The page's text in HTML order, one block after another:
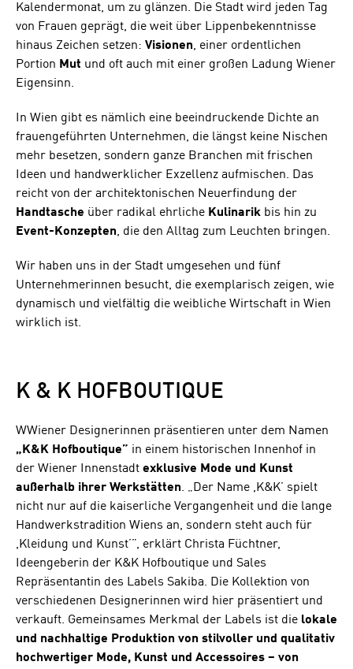
Kalendermonat, um zu glänzen. Die Stadt wird jeden Tag
von Frauen geprägt, die weit über Lippenbekenntnisse
hinaus Zeichen setzen: Visionen, einer ordentlichen
Portion Mut und oft auch mit einer großen Ladung Wiener
Eigensinn.
In Wien gibt es nämlich eine beeindruckende Dichte an
frauengeführten Unternehmen, die längst keine Nischen
mehr besetzen, sondern ganze Branchen mit frischen
Ideen und handwerklicher Exzellenz aufmischen. Das
reicht von der architektonischen Neuerfindung der
Handtasche über radikal ehrliche Kulinarik bis hin zu
Event-Konzepten, die den Alltag zum Leuchten bringen.
Wir haben uns in der Stadt umgesehen und fünf
Unternehmerinnen besucht, die exemplarisch zeigen, wie
dynamisch und vielfältig die weibliche Wirtschaft in Wien
wirklich ist.
K & K HOFBOUTIQUE
WWiener Designerinnen präsentieren unter dem Namen
„K&K Hofboutique” in einem historischen Innenhof in
der Wiener Innenstadt exklusive Mode und Kunst
außerhalb ihrer Werkstätten. „Der Name ,K&K’ spielt
nicht nur auf die kaiserliche Vergangenheit und die lange
Handwerkstradition Wiens an, sondern steht auch für
,Kleidung und Kunst’”, erklärt Christa Füchtner,
Ideengeberin der K&K Hofboutique und Sales
Repräsentantin des Labels Sakiba. Die Kollektion von
verschiedenen Designerinnen wird hier präsentiert und
verkauft. Gemeinsames Merkmal der Labels ist die lokale
und nachhaltige Produktion von stilvoller und qualitativ
hochwertiger Mode, Kunst und Accessoires – von